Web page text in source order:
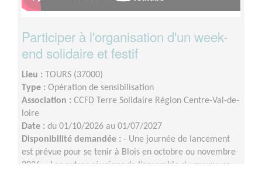
Participer à l'organisation d'un week-
end solidaire et festif
Lieu : TOURS (37000)
Type : Opération de sensibilisation
Association : CCFD Terre Solidaire Région Centre-Val-de-
loire
Date : du 01/10/2026 au 01/07/2027
Disponibilité demandée : - Une journée de lancement
est prévue pour se tenir à Blois en octobre ou novembre
2026 ;- Les autres réunions de l’ensemble du groupe se